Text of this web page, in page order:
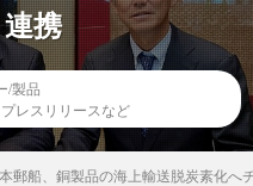
携
/製品
プレスリリースなど
郵船、銅製品の海上輸送脱炭素化へ